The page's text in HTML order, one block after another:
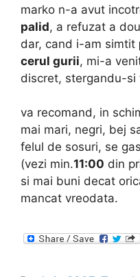
marko n-a avut
palid, a refuzat a
dar, cand i-am simtit
cerul gurii, mi-a
discret, stergandu-
va recomand, in
mai mari, negri, bej
felul de sosuri, se
(vezi min.11:00 din
si mai buni decat
mancat vreodata.